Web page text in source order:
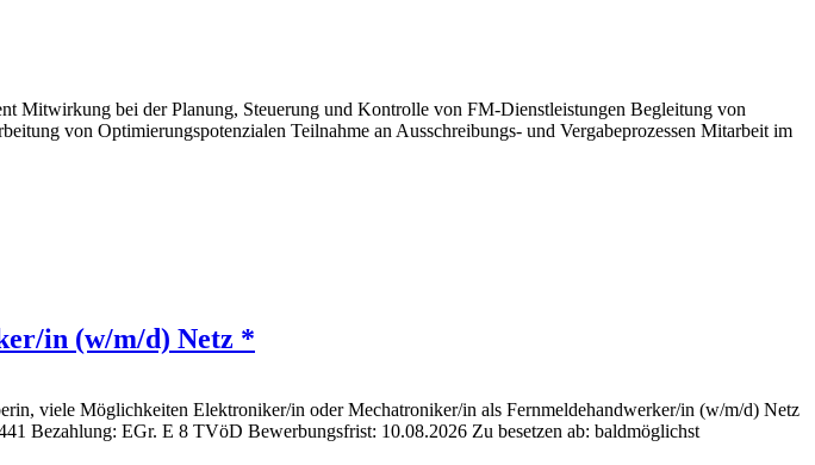
Mitwirkung bei der Planung, Steuerung und Kontrolle von FM-Dienstleistungen Begleitung von
von Optimierungspotenzialen Teilnahme an Ausschreibungs- und Vergabeprozessen Mitarbeit im
in (w/m/d) Netz *
viele Möglichkeiten Elektroniker/in oder Mechatroniker/in als Fernmeldehandwerker/in (w/m/d) Netz
Bezahlung: EGr. E 8 TVöD Bewerbungsfrist: 10.08.2026 Zu besetzen ab: baldmöglichst